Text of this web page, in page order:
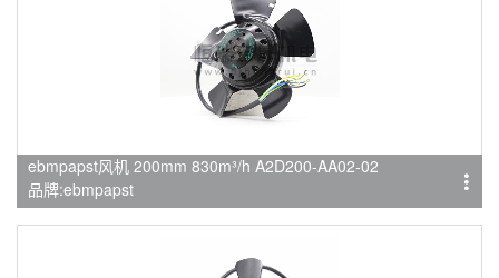
ebmpapst风机 200mm 830m³/h A2D200-AA02-02
品牌:ebmpapst